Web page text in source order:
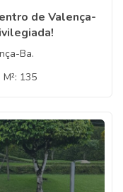
de Valença-
Ba.
M²: 135